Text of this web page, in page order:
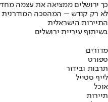
כך ירושלים ממציאה את עצמה
לא רק קודש – המהפכה
התיירות הישראלית
בשיתוף עיריית ירושלים
מדורים
ספורט
תרבות ובידור
לייף סטייל
אוכל
תיירות